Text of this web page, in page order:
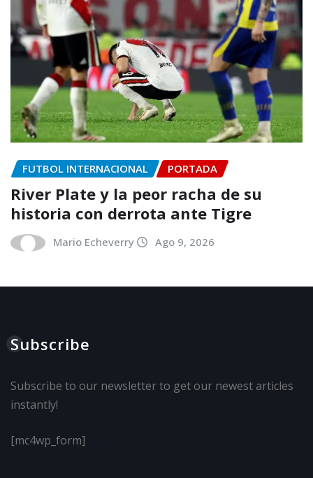
FUTBOL INTERNACIONAL PORTADA
River Plate y la peor racha de su
historia con derrota ante Tigre
Mario Echeverry Ago 9, 2026
Subscribe
Subscribe to our newsletter to get our newest articles
instantly!
[mc4wp_form]